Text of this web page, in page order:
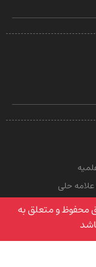
حلی
محفوظ و متعلق به